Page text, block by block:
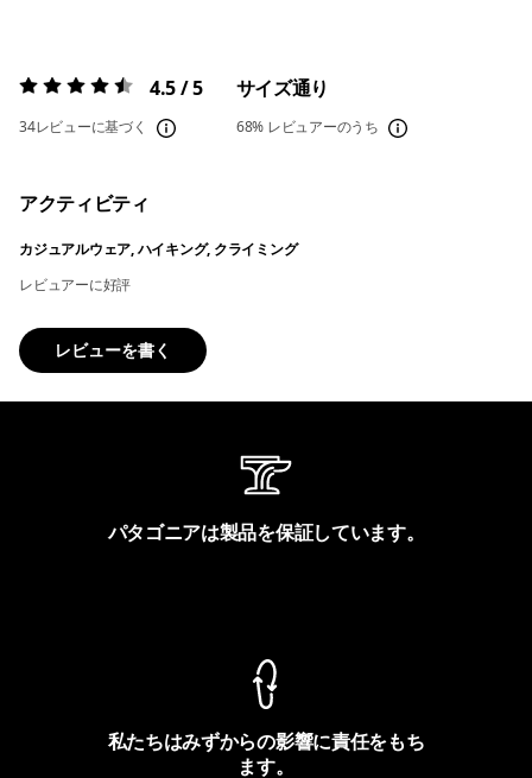
評価:4.5 / 5 4.5 / 5
34レビューに基づく
サイズ通り
68% レビュアーのうち
アクティビティ
カジュアルウェア, ハイキング, クライミング
レビュアーに好評
レビューを書く
パタゴニアは製品を保証しています。
私たちはみずからの影響に責任をもち
ます。